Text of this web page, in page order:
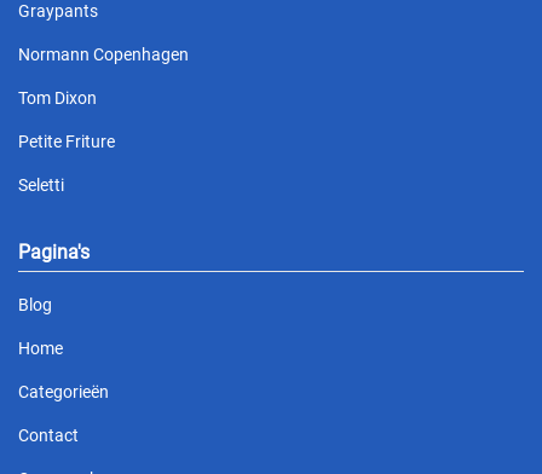
Graypants
Normann Copenhagen
Tom Dixon
Petite Friture
Seletti
Pagina's
Blog
Home
Categorieën
Contact